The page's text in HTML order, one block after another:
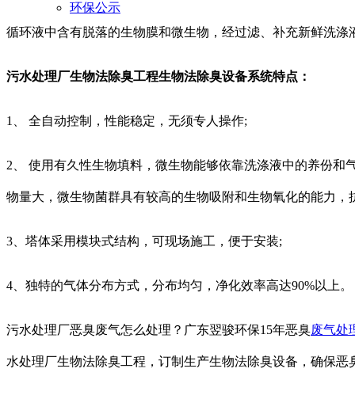
环保公示
循环液中含有脱落的生物膜和微生物，经过滤、补充新鲜洗
污水处理厂生物法除臭工程生物法除臭设备系统特点：
1、 全自动控制，性能稳定，无须专人操作;
2、 使用有久性生物填料，微生物能够依靠洗涤液中的养份
物量大，微生物菌群具有较高的生物吸附和生物氧化的能力
3、塔体采用模块式结构，可现场施工，便于安装;
4、独特的气体分布方式，分布均匀，净化效率高达90%以上。
污水处理厂恶臭废气怎么处理？广东翌骏环保15年恶臭废气处
水处理厂生物法除臭工程，订制生产生物法除臭设备，确保恶